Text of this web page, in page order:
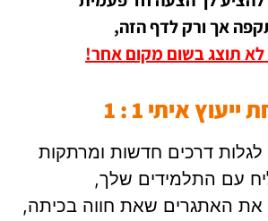
אך ורק לדף הזה,
לא תוצג בשום מקום אחר!
ייעוץ איתי 1 : 1
דרכים חדשות ומרתקות
עם התלמידים שלך,
את האתגרים שאת חווה בכיתה,